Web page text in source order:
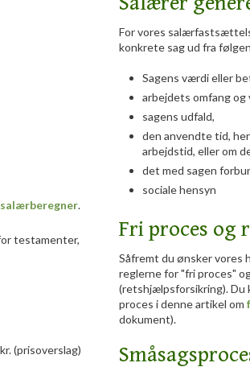
salærberegner.
testamenter,
(prisoverslag)
For vores
konkrete sag ud fra
Sagens værdi eller
arbejdets omfang og
sagens udfald,
den anvendte tid,
arbejdstid, eller om
det med sagen
sociale hensyn
Fri proces
Såfremt du ønsker vores
reglerne for "fri proces"
(retshjælpsforsikring). Du
proces i denne artikel om
dokument).